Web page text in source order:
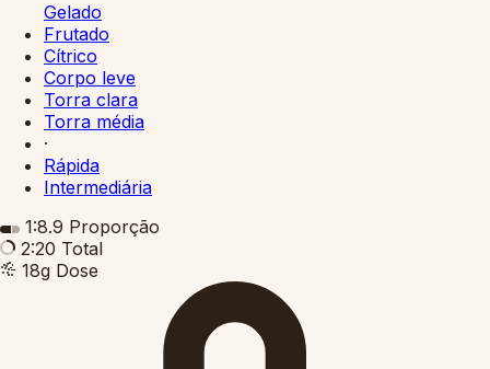
Gelado
Frutado
Cítrico
Corpo leve
Torra clara
Torra média
·
Rápida
Intermediária
1:8.9 Proporção
2:20 Total
18g Dose